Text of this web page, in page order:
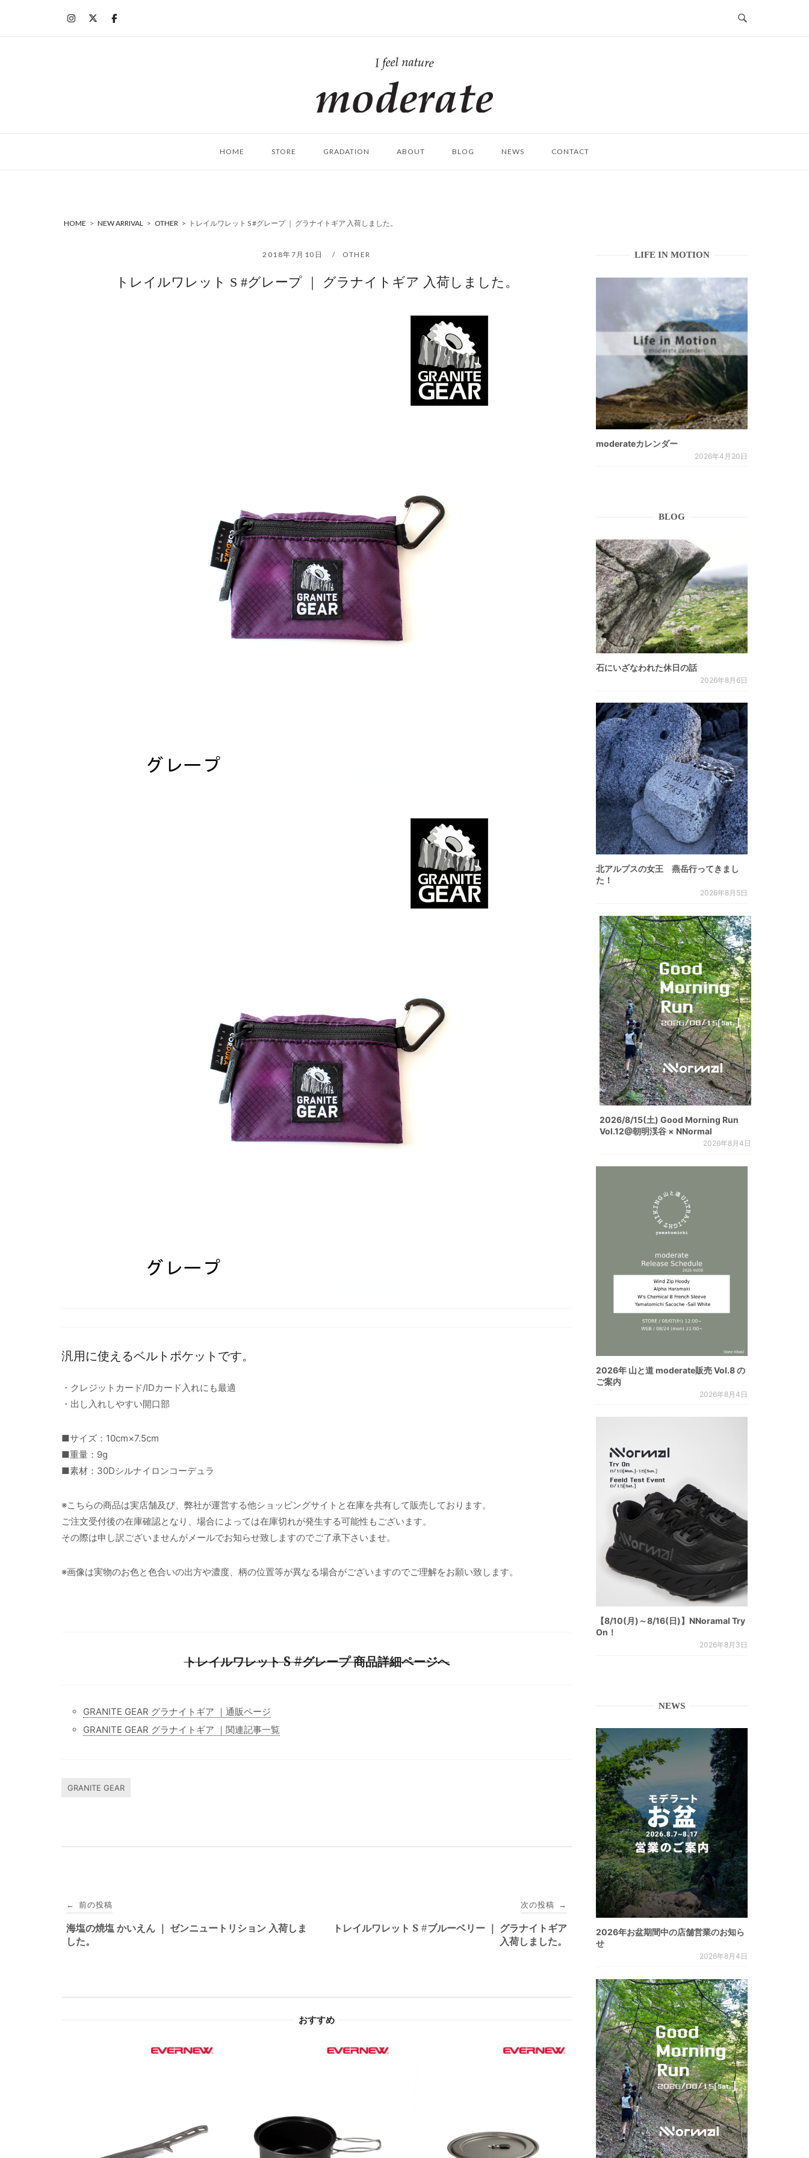
ム
HOME STORE GRADATION ABOUT BLOG NEWS CONTACT
HOME > NEW ARRIVAL > OTHER > トレイルワレット S #グレープ ｜ グラナイトギア 入荷しました。
2018年7月10日 OTHER
トレイルワレット S #グレープ ｜ グラナイトギア 入荷しました。
汎用に使えるベルトポケットです。
・クレジットカード/IDカード入れにも最適
・出し入れしやすい開口部
■サイズ：10cm×7.5cm
■重量：9g
■素材：30Dシルナイロンコーデュラ
※こちらの商品は実店舗及び、弊社が運営する他ショッピングサイトと在庫を共有して販売しております。
ご注文受付後の在庫確認となり、場合によっては在庫切れが発生する可能性もございます。
その際は申し訳ございませんがメールでお知らせ致しますのでご了承下さいませ。
※画像は実物のお色と色合いの出方や濃度、柄の位置等が異なる場合がございますのでご理解をお願い致します。
トレイルワレット S #グレープ 商品詳細ページへ
GRANITE GEAR グラナイトギア ｜通販ページ
GRANITE GEAR グラナイトギア ｜関連記事一覧
GRANITE GEAR
稿
ナ
← 前の投稿
海塩の焼塩 かいえん ｜ ゼンニュートリション 入荷しま
した。
次の投稿 →
トレイルワレット S #ブルーベリー ｜ グラナイトギア
入荷しました。
おすすめ
LIFE IN MOTION
moderateカレンダー
2026年4月20日
BLOG
石にいざなわれた休日の話
2026年8月6日
北アルプスの女王 燕岳行ってきまし
た！
2026年8月5日
2026/8/15(土) Good Morning Run
Vol.12@朝明渓谷 × NNormal
2026年8月4日
2026年 山と道 moderate販売 Vol.8 の
ご案内
2026年8月4日
【8/10(月)～8/16(日)】NNoramal Try
On！
2026年8月3日
NEWS
2026年お盆期間中の店舗営業のお知ら
せ
2026年8月4日